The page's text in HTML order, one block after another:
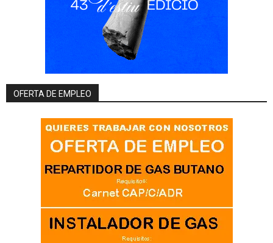
OFERTA DE EMPLEO